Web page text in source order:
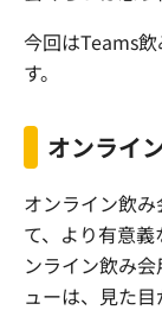
今回はTeams
す。
オンライ
オンライン飲
て、より有意
ンライン飲み
ューは、見た